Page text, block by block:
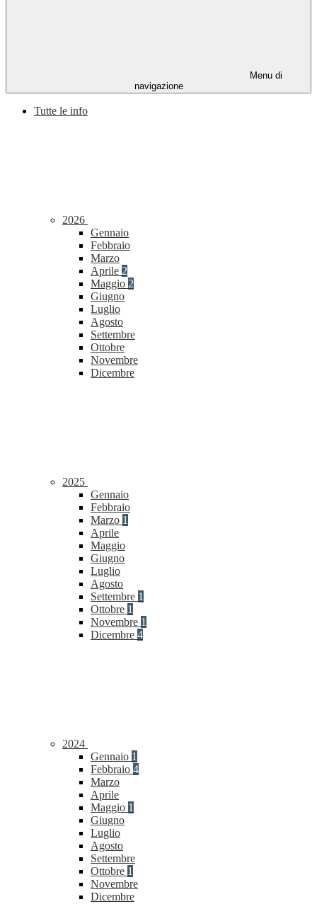
Menu di
navigazione
Tutte le info
2026
Gennaio
Febbraio
Marzo
Aprile 2
Maggio 2
Giugno
Luglio
Agosto
Settembre
Ottobre
Novembre
Dicembre
2025
Gennaio
Febbraio
Marzo 1
Aprile
Maggio
Giugno
Luglio
Agosto
Settembre 1
Ottobre 1
Novembre 1
Dicembre 4
2024
Gennaio 1
Febbraio 4
Marzo
Aprile
Maggio 1
Giugno
Luglio
Agosto
Settembre
Ottobre 1
Novembre
Dicembre